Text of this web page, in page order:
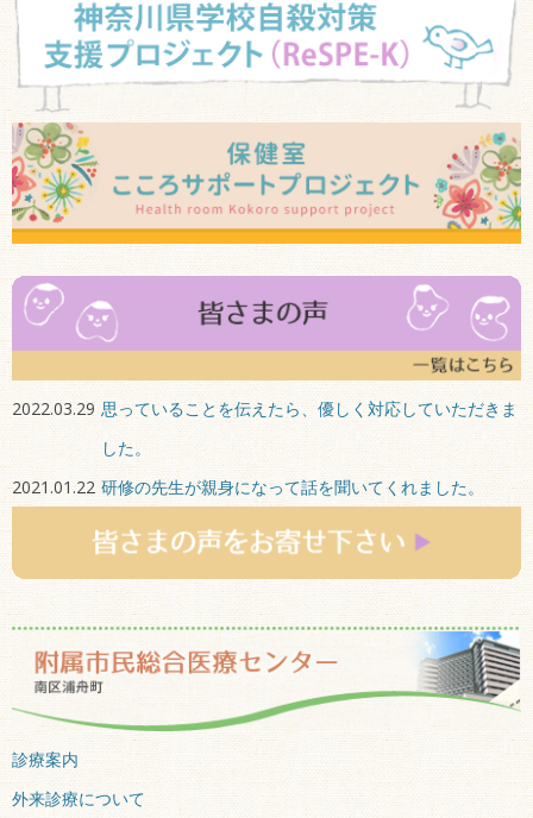
2022.03.29 思っていることを伝えたら、優しく対応していただきま
した。
2021.01.22 研修の先生が親身になって話を聞いてくれました。
診療案内
外来診療について